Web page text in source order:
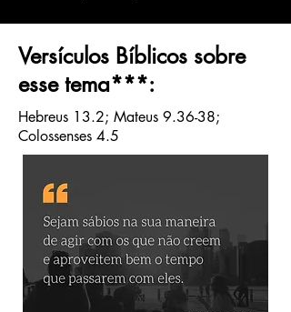
Versículos Bíblicos sobre
esse tema***:
Hebreus 13.2; Mateus 9.36-38;
Colossenses 4.5